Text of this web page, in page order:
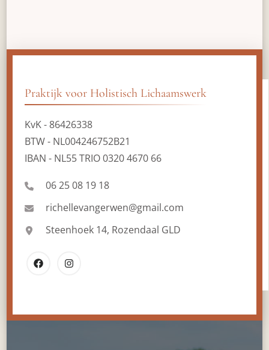
Praktijk voor Holistisch Lichaamswerk
KvK - 86426338
BTW - NL004246752B21
IBAN - NL55 TRIO 0320 4670 66
06 25 08 19 18
richellevangerwen@gmail.com
Steenhoek 14, Rozendaal GLD